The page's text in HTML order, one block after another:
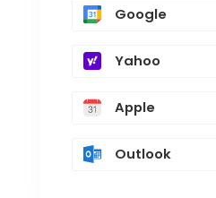
Google
Yahoo
Apple
Outlook